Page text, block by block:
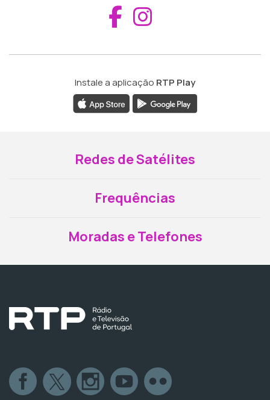
Aceder ao
Instale a aplicação RTP Play
Redes de Satélites
Frequências
Moradas e Telefones